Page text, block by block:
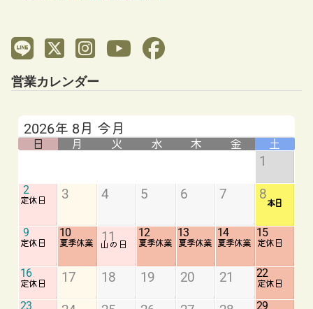
営業カレンダー